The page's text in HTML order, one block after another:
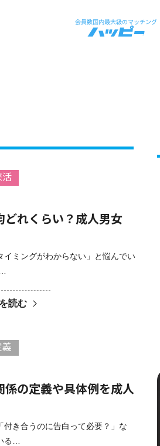
活
どれくらい？成人男女
イミングがわからない」と悩んでい
読む
義
係の定義や具体例を成人
付き合うのに告白って必要？」な
る…